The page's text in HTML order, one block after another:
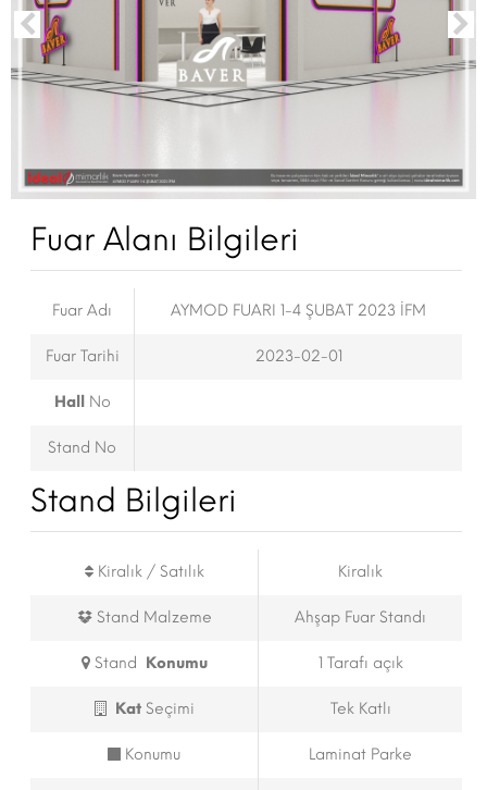
Fuar Alanı Bilgileri
Fuar Adı AYMOD FUARI 1-4 ŞUBAT 2023 İFM
Fuar Tarihi 2023-02-01
Hall No
Stand No
Stand Bilgileri
Kiralık / Satılık Kiralık
Stand Malzeme Ahşap Fuar Standı
Stand Konumu 1 Tarafı açık
KatSeçimi Tek Katlı
Konumu Laminat Parke